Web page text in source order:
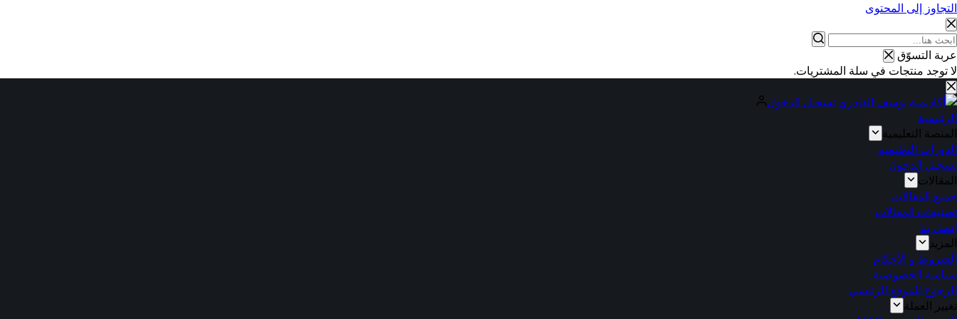
التجاوز إلى المحتوى
عربة التسوّق
لا توجد منتجات في سلة المشتريات.
تسجيل الدخول
الرئيسية
المنصة التعليمية
الدورات التعليمية
تسجيل الدخول
المقالات
جميع المقالات
تصنيفات المقالات
إتصل بنا
المزيد
الشروط و الأحكام
سياسة الخصوصية
الرجوع للموقع الرئيسي
تغيير العملة